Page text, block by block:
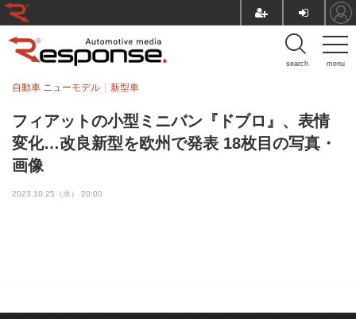
menu
search
フィアットの小型ミニバン『ドブロ』、表情
変化…改良新型を欧州で発表 18枚目の写真・
画像
自動車 ニューモデル 新型車
2023.10.25（水） 20:00